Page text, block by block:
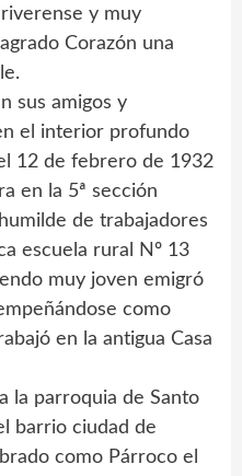
y muy
Corazón una
sus amigos y
el interior profundo
12 de febrero de 1932
en la 5ª sección
de trabajadores
escuela rural Nº 13
muy joven emigró
como
en la antigua Casa
la parroquia de Santo
barrio ciudad de
como Párroco el